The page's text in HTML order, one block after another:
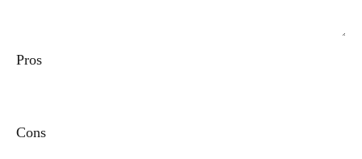
Pros
Cons